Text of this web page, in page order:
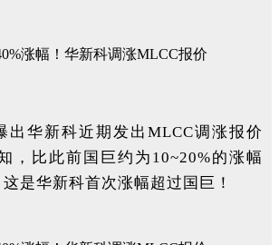
出华新科近期发出MLCC调涨报价
，比此前国巨约为10~20%的涨幅
是华新科首次涨幅超过国巨！